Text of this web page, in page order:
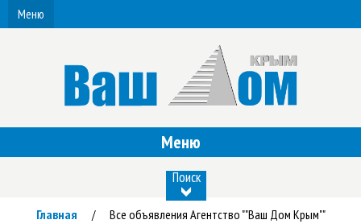
Меню
Меню
Поиск
Главная / Все объявления Агентство ""Ваш Дом Крым""